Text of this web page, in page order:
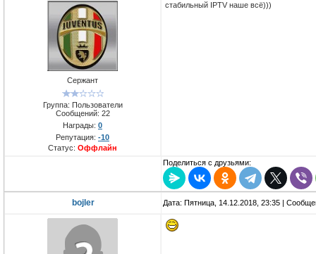
Сержант
Группа: Пользователи
Сообщений: 22
Награды: 0
Репутация: -10
Статус: Оффлайн
стабильный IPTV наше всё)))
Поделиться с друзьями:
bojler Дата: Пятница, 14.12.2018, 23:35 |